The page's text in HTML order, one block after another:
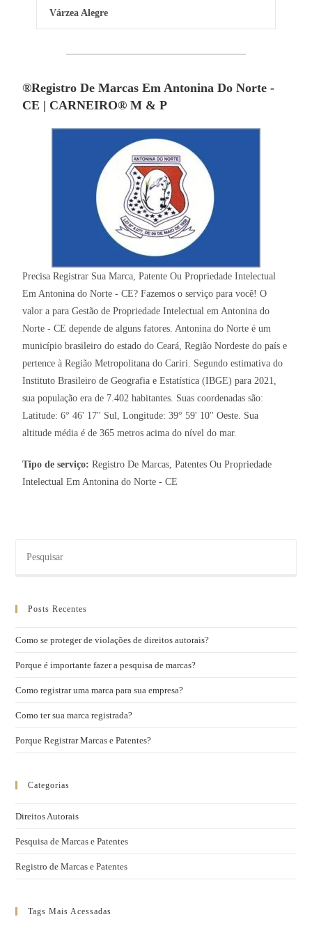
Várzea Alegre
®Registro De Marcas Em Antonina Do Norte -
CE | CARNEIRO® M & P
Precisa Registrar Sua Marca, Patente Ou Propriedade Intelectual
Em Antonina do Norte - CE? Fazemos o serviço para você! O
valor a para Gestão de Propriedade Intelectual em Antonina do
Norte - CE depende de alguns fatores. Antonina do Norte é um
município brasileiro do estado do Ceará, Região Nordeste do país e
pertence à Região Metropolitana do Cariri. Segundo estimativa do
Instituto Brasileiro de Geografia e Estatística (IBGE) para 2021,
sua população era de 7.402 habitantes. Suas coordenadas são:
Latitude: 6° 46' 17'' Sul, Longitude: 39° 59' 10'' Oeste. Sua
altitude média é de 365 metros acima do nível do mar.
Tipo de serviço:Registro De Marcas, Patentes Ou Propriedade
Intelectual Em Antonina do Norte - CE
Posts Recentes
Como se proteger de violações de direitos autorais?
Porque é importante fazer a pesquisa de marcas?
Como registrar uma marca para sua empresa?
Como ter sua marca registrada?
Porque Registrar Marcas e Patentes?
Categorias
Direitos Autorais
Pesquisa de Marcas e Patentes
Registro de Marcas e Patentes
Tags Mais Acessadas